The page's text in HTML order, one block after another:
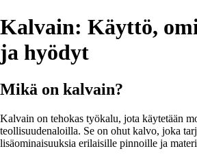
Kalvain: Käyttö,
ja hyödyt
Mikä on kalvain?
Kalvain on tehokas työkalu, jota käytetään
teollisuudenaloilla. Se on ohut kalvo, joka
lisäominaisuuksia erilaisille pinnoille ja